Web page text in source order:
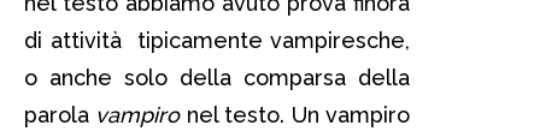
di attività tipicamente vampiresche,
o anche solo della comparsa della
parola vampiro nel testo. Un vampiro